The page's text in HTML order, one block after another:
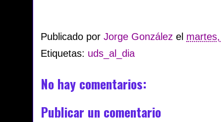
Publicado por Jorge González el
Etiquetas: uds_al_dia
No hay comentarios:
Publicar un comentario